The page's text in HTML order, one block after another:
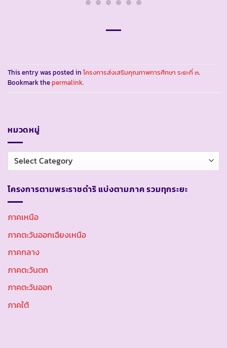
This entry was posted in โครงการส่งเสริมคุณภาพการศึกษา ระยะที่ ๓.
Bookmark thepermalink.
หมวดหมู่
หมวด
หมู่
โครงการตามพระราชดำริ แบ่งตามภาค รวมทุกระยะ
ภาคเหนือ
ภาคตะวันออกเฉียงเหนือ
ภาคกลาง
ภาคตะวันตก
ภาคตะวันออก
ภาคใต้